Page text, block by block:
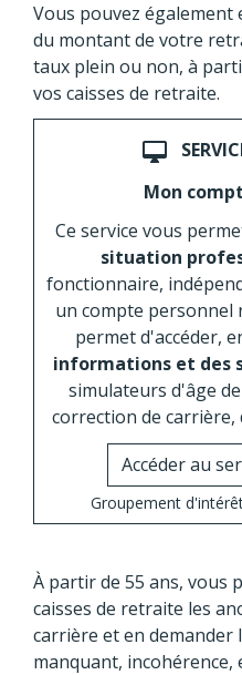
Vous pouvez également
du montant de votre
taux plein ou non, à
vos caisses de retraite.
desktop_mac
Mon
Ce service vous
situation
fonctionnaire,
un compte personnel
permet d'accéder,
informations et des
simulateurs d'âge
correction de carrière,
Accéder au
Groupement
À partir de 55 ans, vous
caisses de retraite les
carrière et en demander
manquant, incohérence,